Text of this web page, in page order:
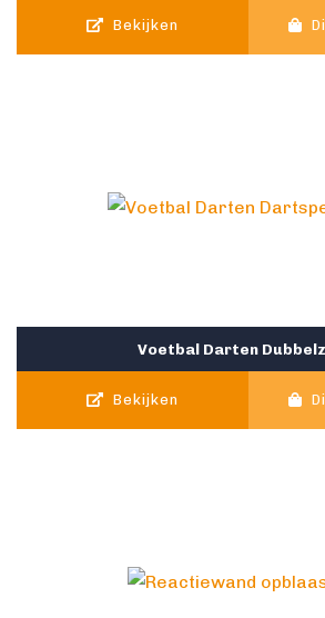
Bekijken
Voetbal Darten
Bekijken